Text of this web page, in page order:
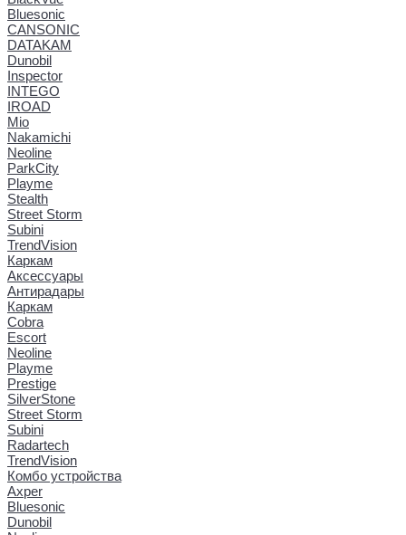
Bluesonic
CANSONIC
DATAKAM
Dunobil
Inspector
INTEGO
IROAD
Mio
Nakamichi
Neoline
ParkCity
Playme
Stealth
Street Storm
Subini
TrendVision
Каркам
Аксессуары
Антирадары
Каркам
Cobra
Escort
Neoline
Playme
Prestige
SilverStone
Street Storm
Subini
Radartech
TrendVision
Комбо устройства
Axper
Bluesonic
Dunobil